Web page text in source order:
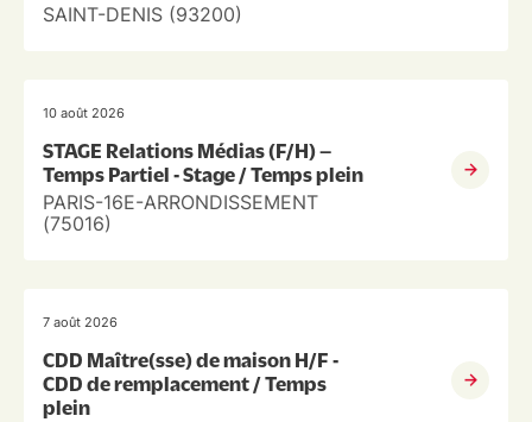
SAINT-DENIS (93200)
10 août 2026
STAGE Relations Médias (F/H) –
Temps Partiel - Stage / Temps plein
PARIS-16E-ARRONDISSEMENT
(75016)
7 août 2026
CDD Maître(sse) de maison H/F -
CDD de remplacement / Temps
plein